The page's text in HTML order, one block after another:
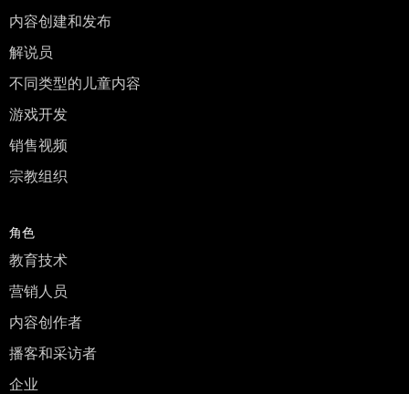
内容创建和发布
解说员
不同类型的儿童内容
游戏开发
销售视频
宗教组织
角色
教育技术
营销人员
内容创作者
播客和采访者
企业